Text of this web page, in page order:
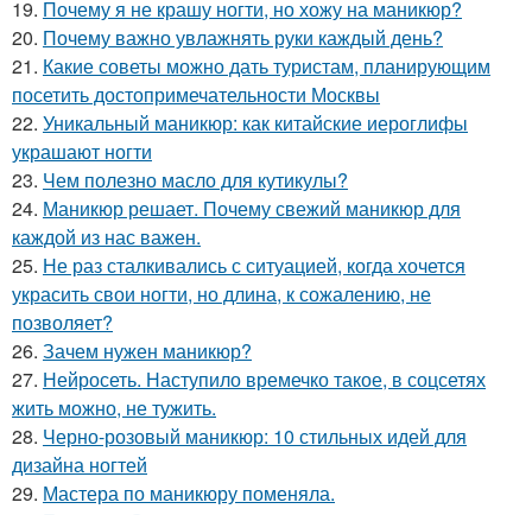
19. Почему я не крашу ногти, но хожу на маникюр?
20. Почему важно увлажнять руки каждый день?
21. Какие советы можно дать туристам, планирующим
посетить достопримечательности Москвы
22. Уникальный маникюр: как китайские иероглифы
украшают ногти
23. Чем полезно масло для кутикулы?
24. Маникюр решает. Почему свежий маникюр для
каждой из нас важен.
25. Не раз сталкивались с ситуацией, когда хочется
украсить свои ногти, но длина, к сожалению, не
позволяет?
26. Зачем нужен маникюр?
27. Нейросеть. Наступило времечко такое, в соцсетях
жить можно, не тужить.
28. Черно-розовый маникюр: 10 стильных идей для
дизайна ногтей
29. Мастера по маникюру поменяла.